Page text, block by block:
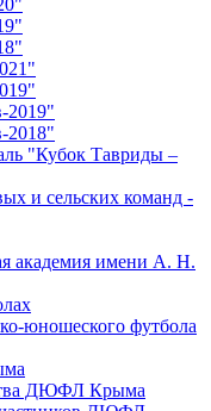
2019"
2018"
"Кубок Тавриды –
и сельских команд -
академия имени А. Н.
юношеского футбола
ДЮФЛ Крыма